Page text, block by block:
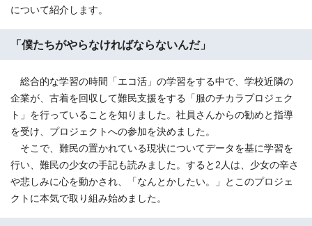
について紹介します。
「僕たちがやらなければならないんだ」
総合的な学習の時間「エコ活」の学習をする中で、学校近隣の
企業が、古着を回収して難民支援をする「服のチカラプロジェク
ト」を行っていることを知りました。社員さんからの勧めと指導
を受け、プロジェクトへの参加を決めました。
そこで、難民の置かれている現状についてデータを基に学習を
行い、難民の少女の手記も読みました。すると2人は、少女の辛さ
や悲しみに心を動かされ、「なんとかしたい。」とこのプロジェ
クトに本気で取り組み始めました。